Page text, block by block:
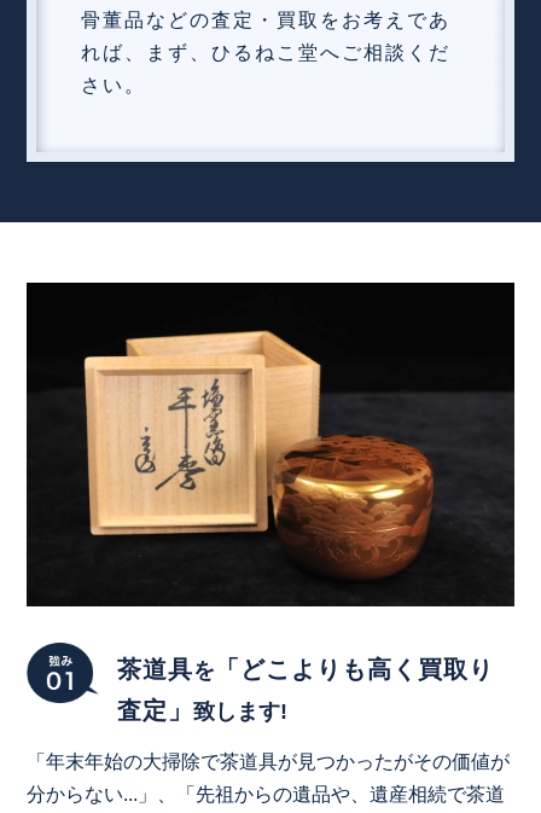
骨董品などの査定・買取をお考えであ
れば、まず、ひるねこ堂へご相談くだ
さい。
茶道具を
「どこよりも高く買取り
査定」致します!
「年末年始の大掃除で茶道具が見つかったがその価値が
分からない...」、「先祖からの遺品や、遺産相続で茶道